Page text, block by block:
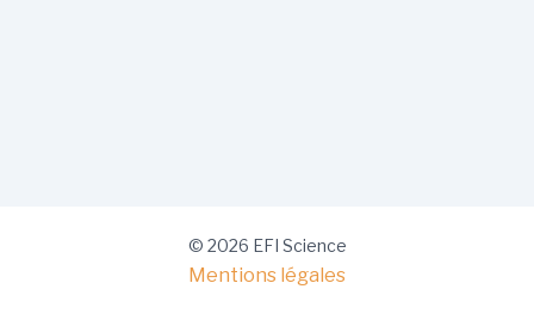
© 2026 EFI Science
Mentions légales